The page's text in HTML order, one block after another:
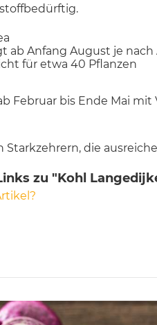
ab Anfang August je
für etwa 40 Pflanzen
Februar bis Ende Mai
Starkzehrern, die
zu "Kohl